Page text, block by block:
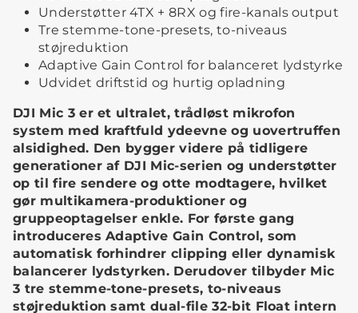
Understøtter 4TX + 8RX og fire-kanals output
Tre stemme-tone-presets, to-niveaus
støjreduktion
Adaptive Gain Control for balanceret lydstyrke
Udvidet driftstid og hurtig opladning
DJI Mic 3 er et ultralet, trådløst mikrofon
system med kraftfuld ydeevne og uovertruffen
alsidighed. Den bygger videre på tidligere
generationer af DJI Mic-serien og understøtter
op til fire sendere og otte modtagere, hvilket
gør multikamera-produktioner og
gruppeoptagelser enkle. For første gang
introduceres Adaptive Gain Control, som
automatisk forhindrer clipping eller dynamisk
balancerer lydstyrken. Derudover tilbyder Mic
3 tre stemme-tone-presets, to-niveaus
støjreduktion samt dual-file 32-bit Float intern